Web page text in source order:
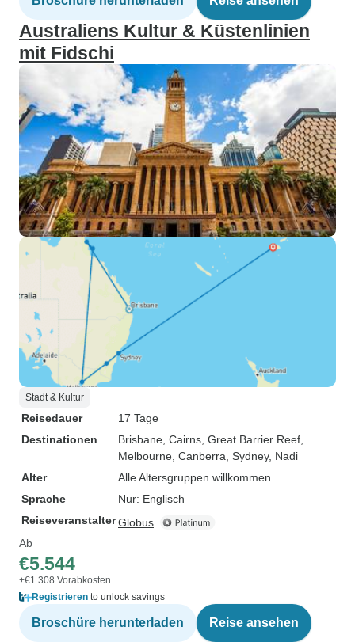
Australiens Kultur & Küstenlinien
mit Fidschi
Stadt & Kultur
Reisedauer
17 Tage
Destinationen
Brisbane , Cairns , Great Barrier Reef
Melbourne , Canberra , Sydney, Nadi
Alter
Alle Altersgruppen willkommen
Sprache
Nur: Englisch
ReiseveranstalterGlobus
Ab
€5.544
+€1.308 Vorabkosten
Registrieren to unlock savings
Broschüre herunterladen Reise ansehen